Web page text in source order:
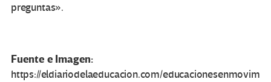
preguntas».
Fuente e Imagen:
https://eldiariodelaeducacion.com/educacionesenmovim